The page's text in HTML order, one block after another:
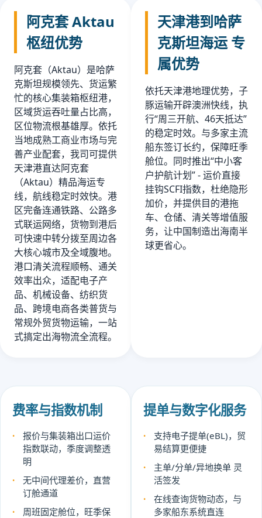
阿克套 Aktau
枢纽优势
阿克套（Aktau）是哈萨
克斯坦规模领先、货运繁
忙的核心集装箱枢纽港，
区域货运吞吐量占比高，
区位物流根基雄厚。依托
当地成熟工商业市场与完
善产业配套，我司可提供
天津港直达阿克套
（Aktau）精品海运专
线，航线稳定时效快。港
区完备连通铁路、公路多
式联运网络，货物到港后
可快速中转分拨至周边各
大核心城市及全域腹地。
港口清关流程顺畅、通关
效率出众，适配电子产
品、机械设备、纺织货
品、跨境电商各类普货与
常规外贸货物运输，一站
式搞定出海物流全流程。
天津港到哈萨
克斯坦海运 专
属优势
依托天津港地理优势，子
豚运输开辟澳洲快线，执
行“周三开航、46天抵达”
的稳定时效。与多家主流
船东签订长约，保障旺季
舱位。同时推出“中小客
户护航计划” - 运价直接
挂钩SCFI指数，杜绝隐形
加价，并提供目的港拖
车、仓储、清关等增值服
务，让中国制造出海南半
球更省心。
费率与指数机制
报价与集装箱出口运价
指数联动，季度调整透
明
无中间代理差价，直营
订舱通道
周班固定舱位，旺季保
提单与数字化服务
支持电子提单(eBL)，贸
易结算更便捷
主单/分单/异地换单 灵
活签发
在线查询货物动态，与
多家船东系统直连